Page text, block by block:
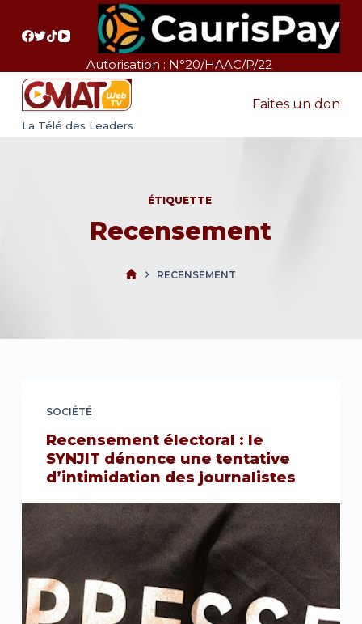
a
Autorisation : N°20/HAAC/P/22
La Télé des Leaders
Faites un don
ÉTIQUETTE
Recensement
RECENSEMENT
SOCIÉTÉ
Recensement électoral : le
SYNJIT dénonce une tentative
d’intimidation des journalistes